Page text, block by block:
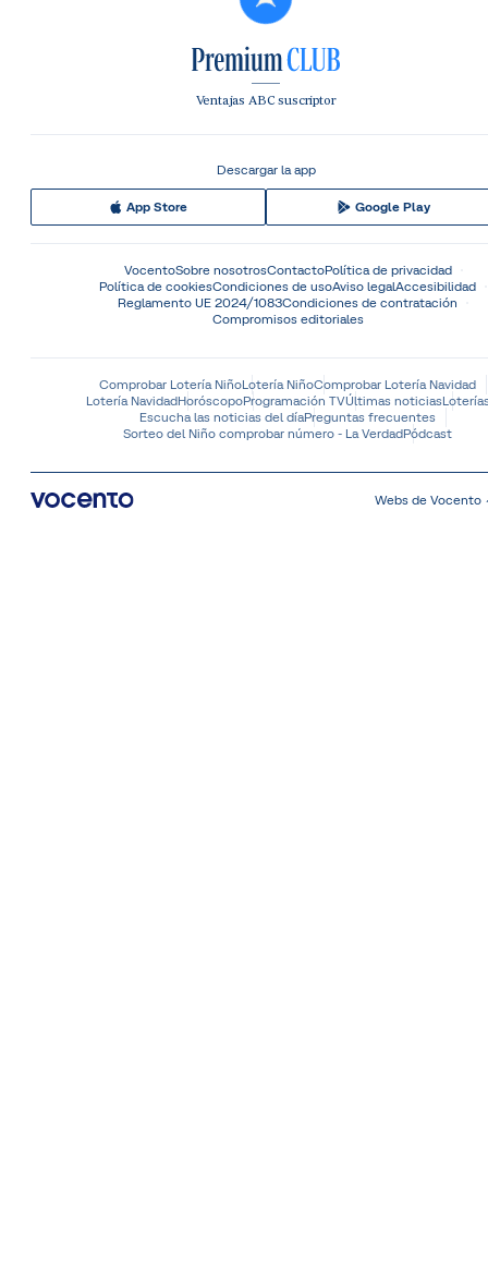
Ventajas ABC suscriptor
Descargar la app
App Store Google Play
VocentoSobre nosotrosContactoPolítica de privacidad
Política de cookiesCondiciones de usoAviso legalAccesibilidad
Reglamento UE 2024/1083Condiciones de contratación
Compromisos editoriales
Comprobar Lotería NiñoLotería NiñoComprobar Lotería Navidad
Lotería NavidadHoróscopoProgramación TVÚltimas noticias
Escucha las noticias del díaPreguntas frecuentes
Sorteo del Niño comprobar número - La VerdadPódcast
Webs de Vocento